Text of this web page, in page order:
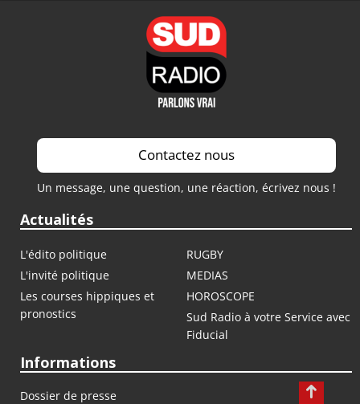
Contactez nous
Un message, une question, une réaction, écrivez nous !
Actualités
L'édito politique
RUGBY
L'invité politique
MEDIAS
Les courses hippiques et
pronostics
HOROSCOPE
Sud Radio à votre Service avec
Fiducial
Informations
Dossier de presse